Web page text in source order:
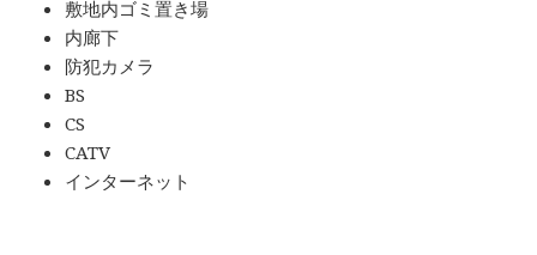
敷地内ゴミ置き場
内廊下
防犯カメラ
BS
CS
CATV
インターネット